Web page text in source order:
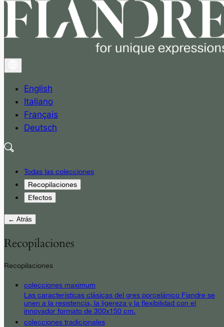
English
Italiano
Français
Deutsch
Todas las colecciones
Recopilaciones
Efectos
← Atrás
Recopilaciones
Recopilaciones
colecciones maximum
Las características clásicas del gres porcelánico Fiandre se
unen a la resistencia, la ligereza y la flexibilidad con el
innovador formato de 300x150 cm.
colecciones tradicionales